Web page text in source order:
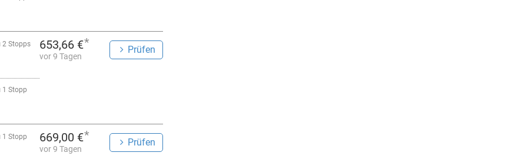
2 Stopps
1 Stopp
653,66 €*
vor 9 Tagen
Prüfen
1 Stopp 669,00 €*
vor 9 Tagen
Prüfen